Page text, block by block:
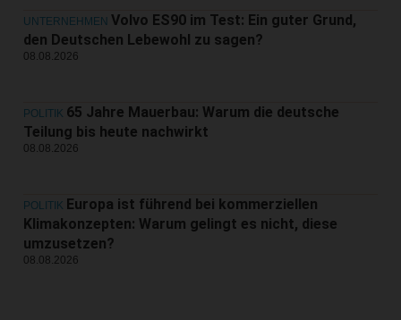
UNTERNEHMEN Volvo ES90 im Test: Ein guter Grund,
den Deutschen Lebewohl zu sagen?
08.08.2026
POLITIK 65 Jahre Mauerbau: Warum die deutsche
Teilung bis heute nachwirkt
08.08.2026
POLITIK Europa ist führend bei kommerziellen
Klimakonzepten: Warum gelingt es nicht, diese
umzusetzen?
08.08.2026